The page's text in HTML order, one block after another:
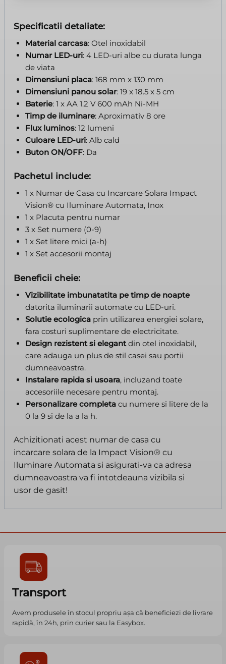
Specificatii detaliate:
Material carcasa: Otel inoxidabil
Numar LED-uri: 4 LED-uri albe cu durata lunga
de viata
Dimensiuni placa: 168 mm x 130 mm
Dimensiuni panou solar: 19 x 18.5 x 5 cm
Baterie: 1 x AA 1.2 V 600 mAh Ni-MH
Timp de iluminare: Aproximativ 8 ore
Flux luminos: 12 lumeni
Culoare LED-uri: Alb cald
Buton ON/OFF: Da
Pachetul include:
1 x Numar de Casa cu Incarcare Solara Impact
Vision® cu Iluminare Automata, Inox
1 x Placuta pentru numar
3 x Set numere (0-9)
1 x Set litere mici (a-h)
1 x Set accesorii montaj
Beneficii cheie:
Vizibilitate imbunatatita pe timp de noapte
datorita iluminarii automate cu LED-uri.
Solutie ecologicaprin utilizarea energiei solare,
fara costuri suplimentare de electricitate.
Design rezistent si elegantdin otel inoxidabil,
care adauga un plus de stil casei sau portii
dumneavoastra.
Instalare rapida si usoara, incluzand toate
accesoriile necesare pentru montaj.
Personalizare completacu numere si litere de la
0 la 9 si de la a la h.
Achizitionati acest numar de casa cu
incarcare solara de la Impact Vision® cu
Iluminare Automata si asigurati-va ca adresa
dumneavoastra va fi intotdeauna vizibila si
usor de gasit!
Transport
Avem produsele în stocul propriu așa că beneficiezi de livrare
rapidă, în 24h, prin curier sau la Easybox.